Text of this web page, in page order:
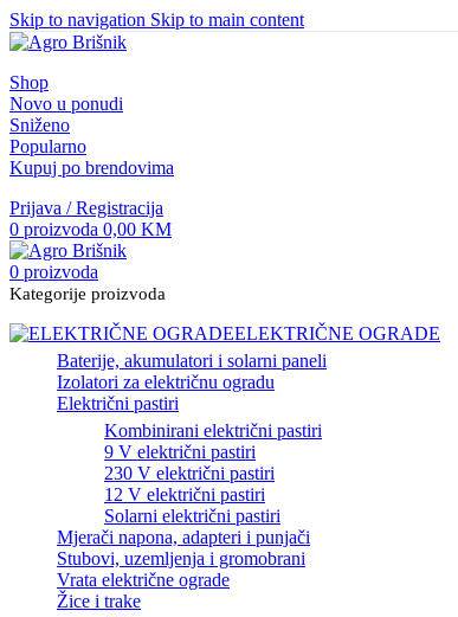
Skip to navigation Skip to main content
Shop
Novo u ponudi
Sniženo
Popularno
Kupuj po brendovima
Prijava / Registracija
0 proizvoda 0,00 KM
0 proizvoda
Kategorije proizvoda
ELEKTRIČNE OGRADE
Baterije, akumulatori i solarni paneli
Izolatori za električnu ogradu
Električni pastiri
Kombinirani električni pastiri
9 V električni pastiri
230 V električni pastiri
12 V električni pastiri
Solarni električni pastiri
Mjerači napona, adapteri i punjači
Stubovi, uzemljenja i gromobrani
Vrata električne ograde
Žice i trake